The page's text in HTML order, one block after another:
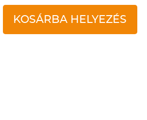
KOSÁRBA HELYEZÉS